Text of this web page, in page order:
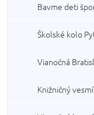
Bavme deti
Školské kolo
Vianočná
Knižničný